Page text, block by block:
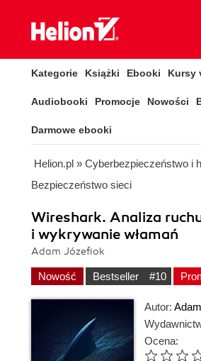
Kategorie Książki Ebooki Kursy
Audiobooki Promocje Nowości
Darmowe ebooki
Helion.pl » Cyberbezpieczeństwo i
Bezpieczeństwo sieci
Wireshark. Analiza
i wykrywanie włamań
Adam Józefiok
Nowość Bestseller #10
Autor:
Ocena: